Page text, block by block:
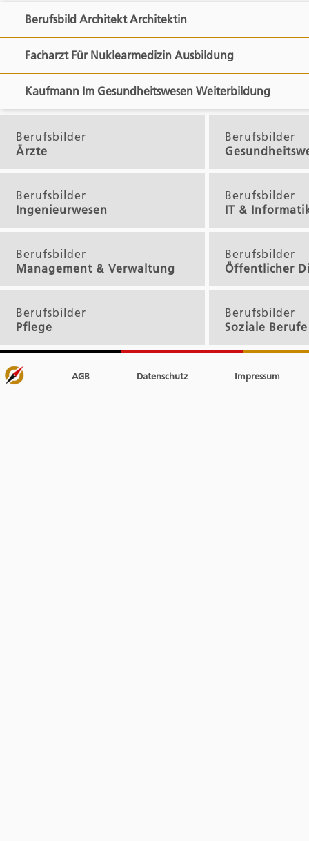
Berufsbild Architekt Architektin
Facharzt Für Nuklearmedizin Ausbildung
Kaufmann Im Gesundheitswesen Weiterbildung
Berufsbilder
Ärzte
Berufsbilder
Berufsbilder
Ingenieurwesen
Berufsbilder
IT &
Berufsbilder
Management & Verwaltung
Berufsbilder
Öffentlicher
Berufsbilder
Pflege
Berufsbilder
Soziale Berufe
AGB Datenschutz Impressum